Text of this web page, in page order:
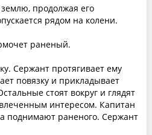
продолжая его
рядом на колени.
раненый.
Сержант протягивает ему
повязку и прикладывает
стоят вокруг и глядят
интересом. Капитан
поднимают раненого. Сержант